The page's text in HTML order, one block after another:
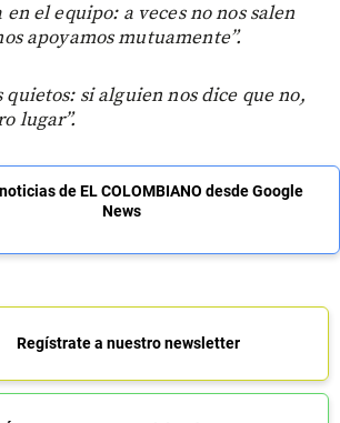
en el equipo: a veces no nos salen
apoyamos mutuamente”.
quietos: si alguien nos dice que no,
lugar”.
de EL COLOMBIANO desde Google
News
Regístrate a nuestro newsletter